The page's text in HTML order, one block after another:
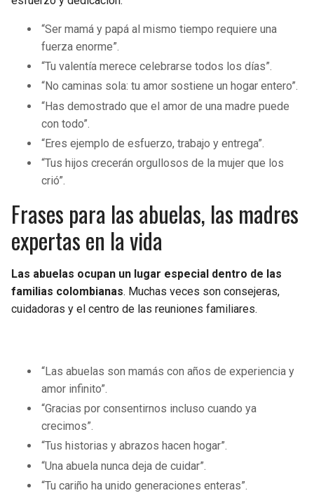
“Ser mamá y papá al mismo tiempo requiere una
fuerza enorme”.
“Tu valentía merece celebrarse todos los días”.
“No caminas sola: tu amor sostiene un hogar entero”.
“Has demostrado que el amor de una madre puede
con todo”.
“Eres ejemplo de esfuerzo, trabajo y entrega”.
“Tus hijos crecerán orgullosos de la mujer que los
crió”.
Frases para las abuelas, las madres
expertas en la vida
Las abuelas ocupan un lugar especial dentro de las
familias colombianas. Muchas veces son consejeras,
cuidadoras y el centro de las reuniones familiares.
“Las abuelas son mamás con años de experiencia y
amor infinito”.
“Gracias por consentirnos incluso cuando ya
crecimos”.
“Tus historias y abrazos hacen hogar”.
“Una abuela nunca deja de cuidar”.
“Tu cariño ha unido generaciones enteras”.